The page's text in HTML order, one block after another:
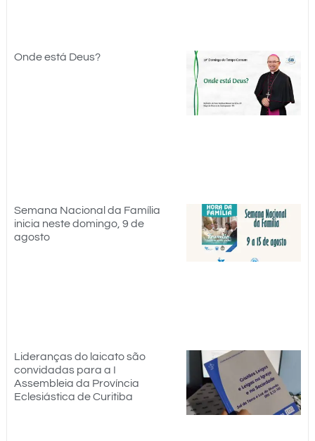
Onde está Deus?
Semana Nacional da Família
inicia neste domingo, 9 de
agosto
Lideranças do laicato são
convidadas para a I
Assembleia da Província
Eclesiástica de Curitiba